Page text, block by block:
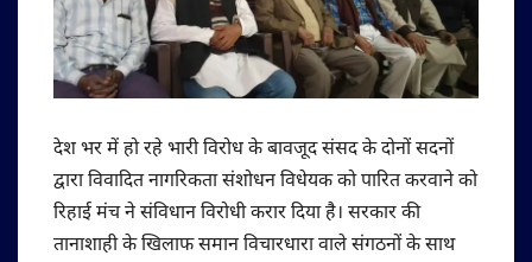
देश भर में हो रहे भारी विरोध के बावजूद संसद के दोनों सदनों
द्वारा विवादित नागरिकता संशोधन विधेयक को पारित करवाने को
रिहाई मंच ने संविधान विरोधी करार दिया है। सरकार की
तानाशाही के खिलाफ समान विचारधारा वाले संगठनों के साथ